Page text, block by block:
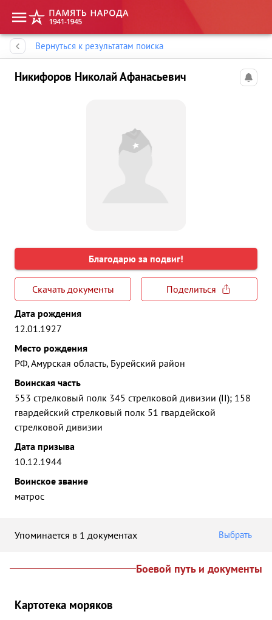
Вернуться к результатам поиска
Никифоров Николай Афанасьевич
Благодарю за подвиг!
Скачать документы
Поделиться
Дата рождения
12.01.1927
Место рождения
РФ, Амурская область, Бурейский район
Воинская часть
553 стрелковый полк 345 стрелковой дивизии (II); 158
гвардейский стрелковый полк 51 гвардейской
стрелковой дивизии
Дата призыва
10.12.1944
Воинское звание
матрос
Упоминается в 1 документах Выбрать
Боевой путь и документы
Картотека моряков
Память народа